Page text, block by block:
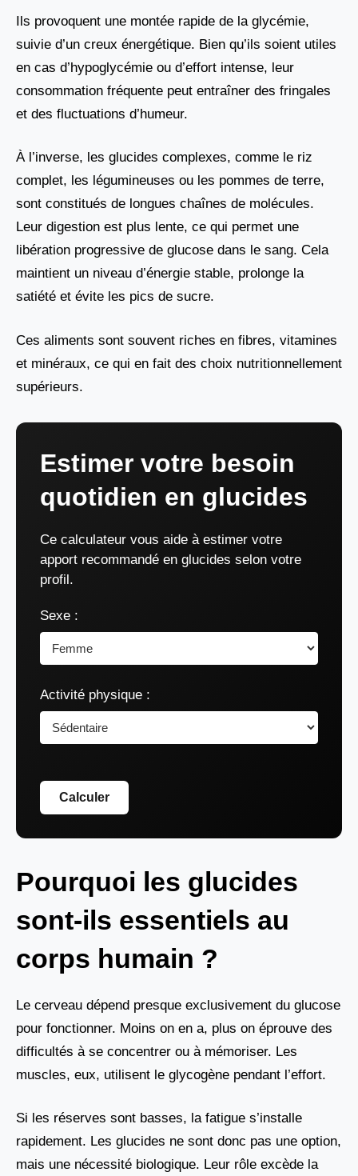
Ils provoquent une montée rapide de la glycémie,
suivie d’un creux énergétique. Bien qu’ils soient utiles
en cas d’hypoglycémie ou d’effort intense, leur
consommation fréquente peut entraîner des fringales
et des fluctuations d’humeur.
À l’inverse, les glucides complexes, comme le riz
complet, les légumineuses ou les pommes de terre,
sont constitués de longues chaînes de molécules.
Leur digestion est plus lente, ce qui permet une
libération progressive de glucose dans le sang. Cela
maintient un niveau d’énergie stable, prolonge la
satiété et évite les pics de sucre.
Ces aliments sont souvent riches en fibres, vitamines
et minéraux, ce qui en fait des choix nutritionnellement
supérieurs.
Estimer votre besoin
quotidien en glucides
Ce calculateur vous aide à estimer votre
apport recommandé en glucides selon votre
profil.
Sexe :
Activité physique :
Calculer
Pourquoi les glucides
sont-ils essentiels au
corps humain ?
Le cerveau dépend presque exclusivement du glucose
pour fonctionner. Moins on en a, plus on éprouve des
difficultés à se concentrer ou à mémoriser. Les
muscles, eux, utilisent le glycogène pendant l’effort.
Si les réserves sont basses, la fatigue s’installe
rapidement. Les glucides ne sont donc pas une option,
mais une nécessité biologique. Leur rôle excède la